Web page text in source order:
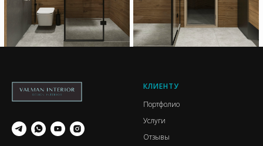
КЛИЕНТУ
Портфолио
Услуги
Отзывы